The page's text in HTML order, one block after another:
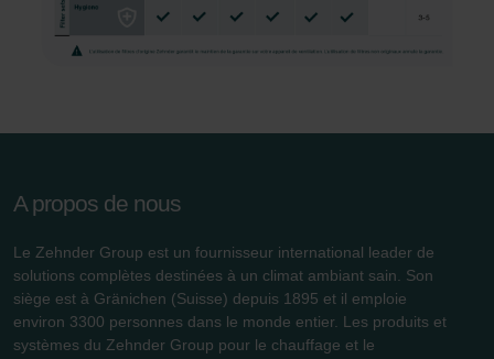
danych Zehnder
Zehnder Group UK Limited: Privacy Policy
A propos de nous
Le Zehnder Group est un fournisseur international leader de
solutions complètes destinées à un climat ambiant sain. Son
siège est à Gränichen (Suisse) depuis 1895 et il emploie
environ 3300 personnes dans le monde entier. Les produits et
systèmes du Zehnder Group pour le chauffage et le